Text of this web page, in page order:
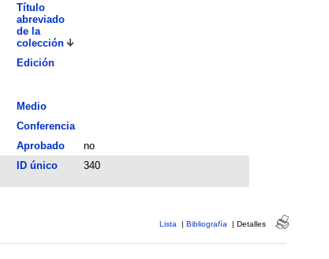
Título
abreviado
de la
colección
Edición
Medio
Conferencia
Aprobado
no
ID único 340
Lista | Bibliografía | Detalles